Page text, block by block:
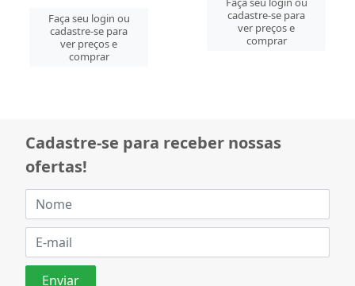
Faça seu login ou
cadastre-se para
ver preços e
comprar
cadastre-se para
ver preços e
comprar
Cadastre-se para receber nossas
ofertas!